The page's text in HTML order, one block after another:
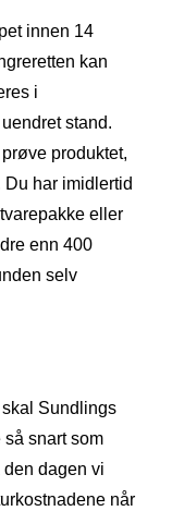
innen 14
kan
i
stand.
produktet,
Du har imidlertid
eller
enn 400
selv
Sundlings
snart som
dagen vi
når